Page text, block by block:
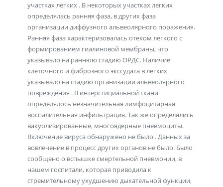
участках легких . В некоторых участках легких
определялась ранняя фаза, в других фаза
организации диффузного альвеолярного поражения.
Ранняя фаза характеризовалась отеком легкого с
формированием гиалиновой мембраны, что
указывало на раннюю стадию ОРДС. Наличие
клеточного и фиброзного экссудата в легких
указывало на стадию организации альвеолярного
повреждения . В интерстициальной ткани
определялось незначительная лимфоцитарная
воспалительная инфильтрация. Так же определялись
вакуолизированные, многоядерные пневмоциты.
Включение вируса обнаружено не было . Данных за
вовлечение в процесс других органов не было. Было
сообщено о вспышке смертельной пневмонии, в
нашем госпитали, которая приводила к
стремительному ухудшению дыхательной функции,